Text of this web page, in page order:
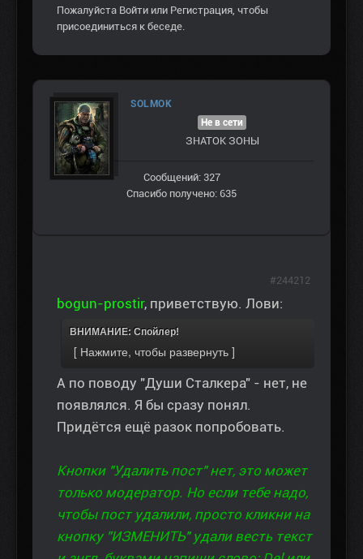
Пожалуйста Войти или Регистрация, чтобы
присоединиться к беседе.
SOLMOK
Не в сети
ЗНАТОК ЗОНЫ
Сообщений: 327
Спасибо получено: 635
bogun-prostir, приветствую. Лови:
ВНИМАНИЕ: Спойлер!
А по поводу "Души Сталкера" - нет, не
появлялся. Я бы сразу понял.
Придётся ещё разок попробовать.
Кнопки "Удалить пост" нет, это может
только модератор. Но если тебе надо,
чтобы пост удалили, просто кликни на
кнопку "ИЗМЕНИТЬ" удали весть текст
#244212